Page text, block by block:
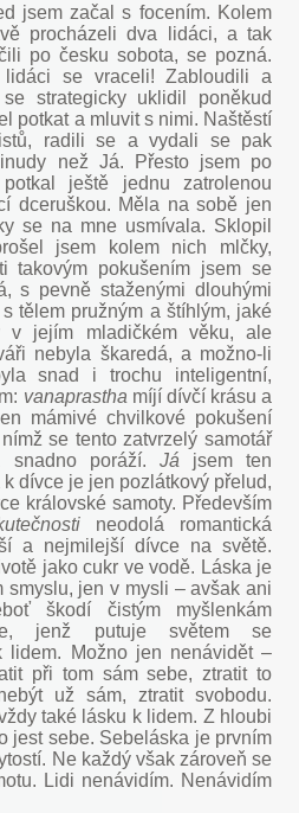
jsem začal s focením. Kolem
procházeli dva lidáci, a tak
po česku sobota, se pozná.
se vraceli! Zabloudili a
strategicky uklidil poněkud
potkat a mluvit s nimi. Naštěstí
radili se a vydali se pak
než Já. Přesto jsem po
ještě jednu zatrolenou
dceruškou. Měla na sobě jen
se na mne usmívala. Sklopil
jsem kolem nich mlčky,
takovým pokušením jsem se
s pevně staženými dlouhými
tělem pružným a štíhlým, jaké
v jejím mladičkém věku, ale
nebyla škaredá, a možno-li
snad i trochu inteligentní,
vanaprastha míjí dívčí krásu a
mámivé chvilkové pokušení
se tento zatvrzelý samotář
snadno poráží. Já jsem ten
dívce je jen pozlátkový přelud,
královské samoty. Především
neodolá romantická
a nejmilejší dívce na světě.
jako cukr ve vodě. Láska je
smyslu, jen v mysli – avšak ani
škodí čistým myšlenkám
jenž putuje světem se
lidem. Možno jen nenávidět –
při tom sám sebe, ztratit to
už sám, ztratit svobodu.
také lásku k lidem. Z hloubi
jest sebe. Sebeláska je prvním
Ne každý však zároveň se
Lidi nenávidím. Nenávidím